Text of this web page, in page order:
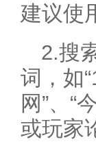
建议使
2.搜
词，如
网”、“
或玩家